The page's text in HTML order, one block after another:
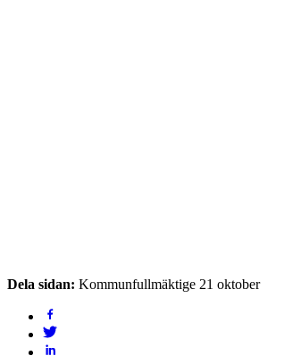
Dela sidan: Kommunfullmäktige 21 oktober